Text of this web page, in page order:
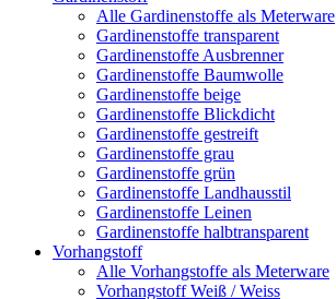
Alle Gardinenstoffe als Meterware
Gardinenstoffe transparent
Gardinenstoffe Ausbrenner
Gardinenstoffe Baumwolle
Gardinenstoffe beige
Gardinenstoffe Blickdicht
Gardinenstoffe gestreift
Gardinenstoffe grau
Gardinenstoffe grün
Gardinenstoffe Landhausstil
Gardinenstoffe Leinen
Gardinenstoffe halbtransparent
Vorhangstoff
Alle Vorhangstoffe als Meterware
Vorhangstoff Weiß / Weiss